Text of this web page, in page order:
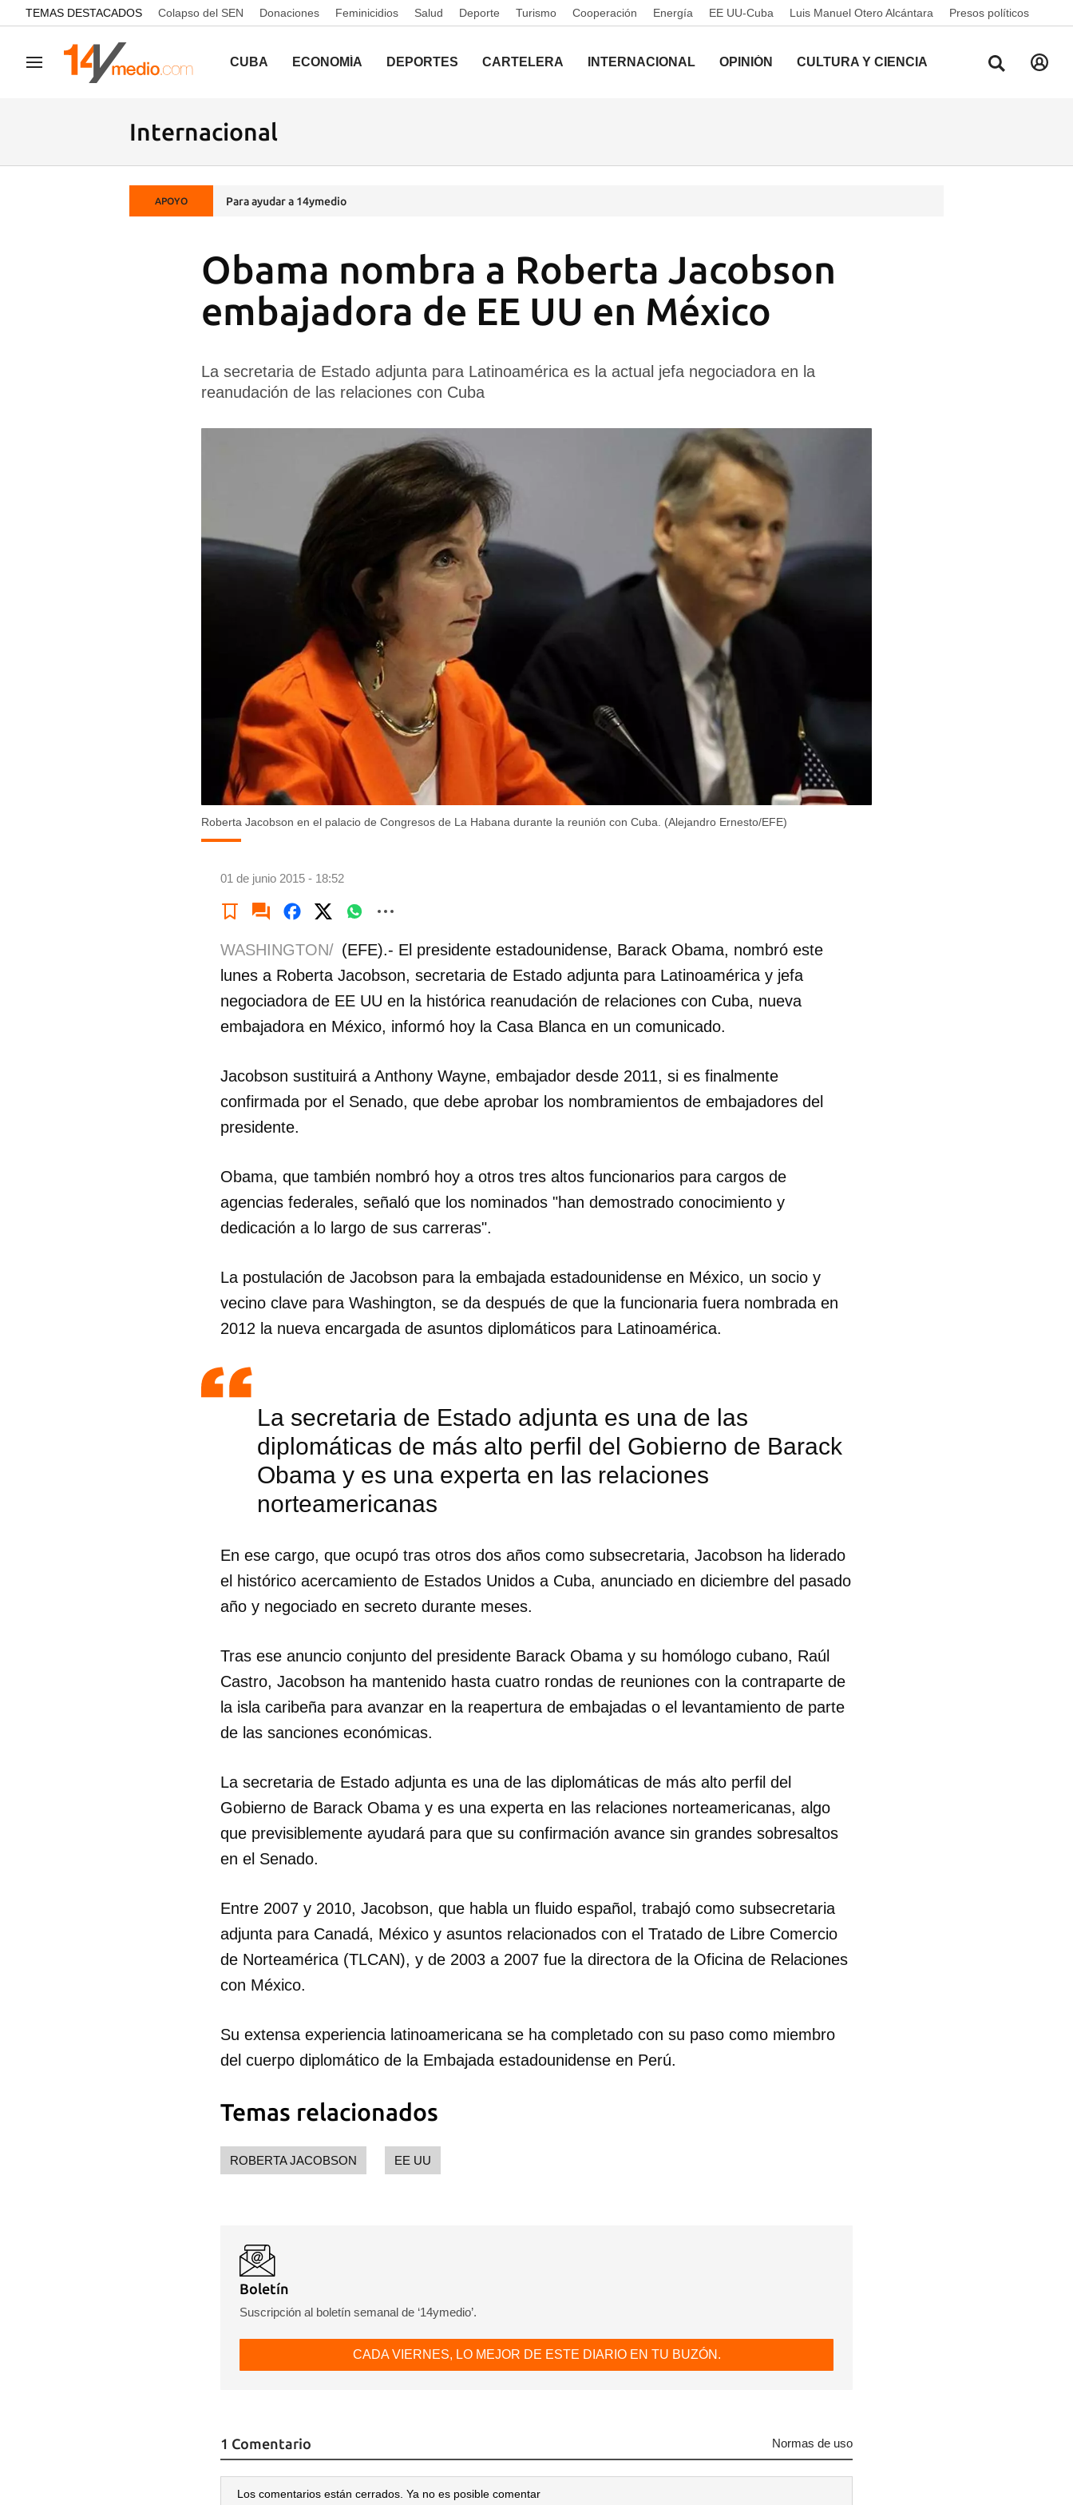
common.go-to-content
TEMAS DESTACADOS Colapso del SEN Donaciones Feminicidios Salud Deporte Turismo Cooperación Energía EE UU-Cuba Luis Manuel Otero Alcántara Presos políticos
Navegación CUBA ECONOMÍA DEPORTES CARTELERA INTERNACIONAL OPINIÓN CULTURA Y CIENCIA
Internacional
APOYO Para ayudar a 14ymedio
Obama nombra a Roberta Jacobson
embajadora de EE UU en México
La secretaria de Estado adjunta para Latinoamérica es la actual jefa negociadora en la
reanudación de las relaciones con Cuba
Roberta Jacobson en el palacio de Congresos de La Habana durante la reunión con Cuba. (Alejandro Ernesto/EFE)
01 de junio 2015 - 18:52
Guardar como favorito
cuenta de 14ymedio.
INICIAR SESIÓN CANCELAR
WASHINGTON/ (EFE).- El presidente estadounidense, Barack Obama, nombró este
lunes a Roberta Jacobson, secretaria de Estado adjunta para Latinoamérica y jefa
negociadora de EE UU en la histórica reanudación de relaciones con Cuba, nueva
embajadora en México, informó hoy la Casa Blanca en un comunicado.
Jacobson sustituirá a Anthony Wayne, embajador desde 2011, si es finalmente
confirmada por el Senado, que debe aprobar los nombramientos de embajadores del
presidente.
Obama, que también nombró hoy a otros tres altos funcionarios para cargos de
agencias federales, señaló que los nominados "han demostrado conocimiento y
dedicación a lo largo de sus carreras".
La postulación de Jacobson para la embajada estadounidense en México, un socio y
vecino clave para Washington, se da después de que la funcionaria fuera nombrada en
2012 la nueva encargada de asuntos diplomáticos para Latinoamérica.
La secretaria de Estado adjunta es una de las
diplomáticas de más alto perfil del Gobierno de Barack
Obama y es una experta en las relaciones
norteamericanas
En ese cargo, que ocupó tras otros dos años como subsecretaria, Jacobson ha liderado
el histórico acercamiento de Estados Unidos a Cuba, anunciado en diciembre del pasado
año y negociado en secreto durante meses.
Tras ese anuncio conjunto del presidente Barack Obama y su homólogo cubano, Raúl
Castro, Jacobson ha mantenido hasta cuatro rondas de reuniones con la contraparte de
la isla caribeña para avanzar en la reapertura de embajadas o el levantamiento de parte
de las sanciones económicas.
La secretaria de Estado adjunta es una de las diplomáticas de más alto perfil del
Gobierno de Barack Obama y es una experta en las relaciones norteamericanas, algo
que previsiblemente ayudará para que su confirmación avance sin grandes sobresaltos
en el Senado.
Entre 2007 y 2010, Jacobson, que habla un fluido español, trabajó como subsecretaria
adjunta para Canadá, México y asuntos relacionados con el Tratado de Libre Comercio
de Norteamérica (TLCAN), y de 2003 a 2007 fue la directora de la Oficina de Relaciones
con México.
Su extensa experiencia latinoamericana se ha completado con su paso como miembro
del cuerpo diplomático de la Embajada estadounidense en Perú.
Temas relacionados
ROBERTA JACOBSON EE UU
Boletín
Suscripción al boletín semanal de ‘14ymedio’.
CADA VIERNES, LO MEJOR DE ESTE DIARIO EN TU BUZÓN.
1 Comentario Normas de uso
Los comentarios están cerrados. Ya no es posible comentar